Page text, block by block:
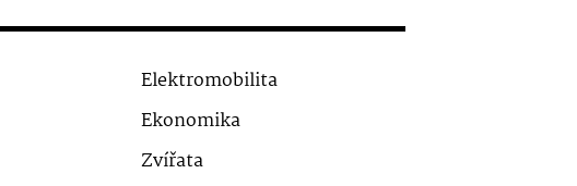
Elektromobilita
Ekonomika
Zvířata